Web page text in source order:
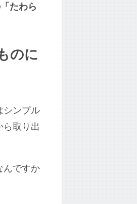
たわら
のに
シンプル
ら取り出
んですか